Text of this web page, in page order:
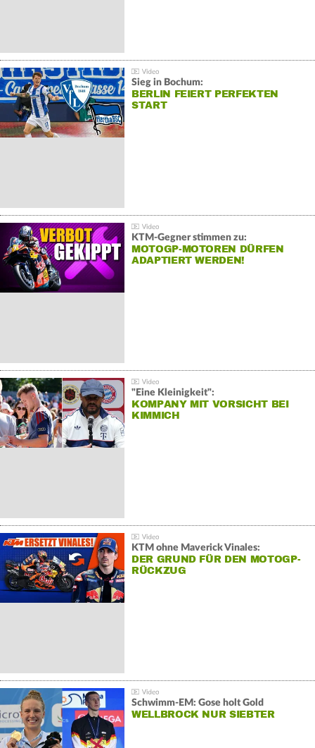
Sieg in Bochum:
BERLIN FEIERT PERFEKTEN
START
KTM-Gegner stimmen zu:
MOTOGP-MOTOREN DÜRFEN
ADAPTIERT WERDEN!
"Eine Kleinigkeit":
KOMPANY MIT VORSICHT BEI
KIMMICH
KTM ohne Maverick Vinales:
DER GRUND FÜR DEN MOTOGP-
RÜCKZUG
Schwimm-EM: Gose holt Gold
WELLBROCK NUR SIEBTER